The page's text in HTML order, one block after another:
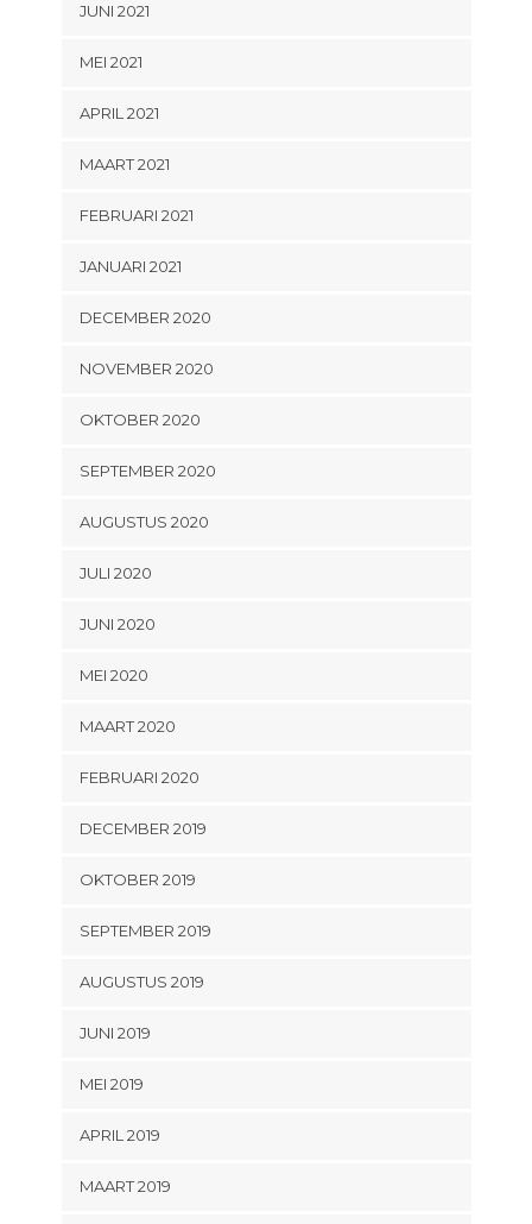
JUNI 2021
MEI 2021
APRIL 2021
MAART 2021
FEBRUARI 2021
JANUARI 2021
DECEMBER 2020
NOVEMBER 2020
OKTOBER 2020
SEPTEMBER 2020
AUGUSTUS 2020
JULI 2020
JUNI 2020
MEI 2020
MAART 2020
FEBRUARI 2020
DECEMBER 2019
OKTOBER 2019
SEPTEMBER 2019
AUGUSTUS 2019
JUNI 2019
MEI 2019
APRIL 2019
MAART 2019